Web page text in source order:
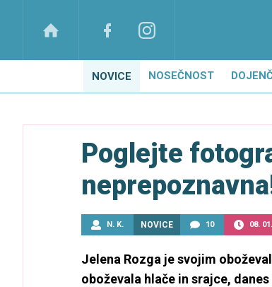
NOVICE NOSEČNOST
Poglejte
N. K. NOVICE 10 08.
Jelena Rozga je svojim
oboževala hlače in srajce,